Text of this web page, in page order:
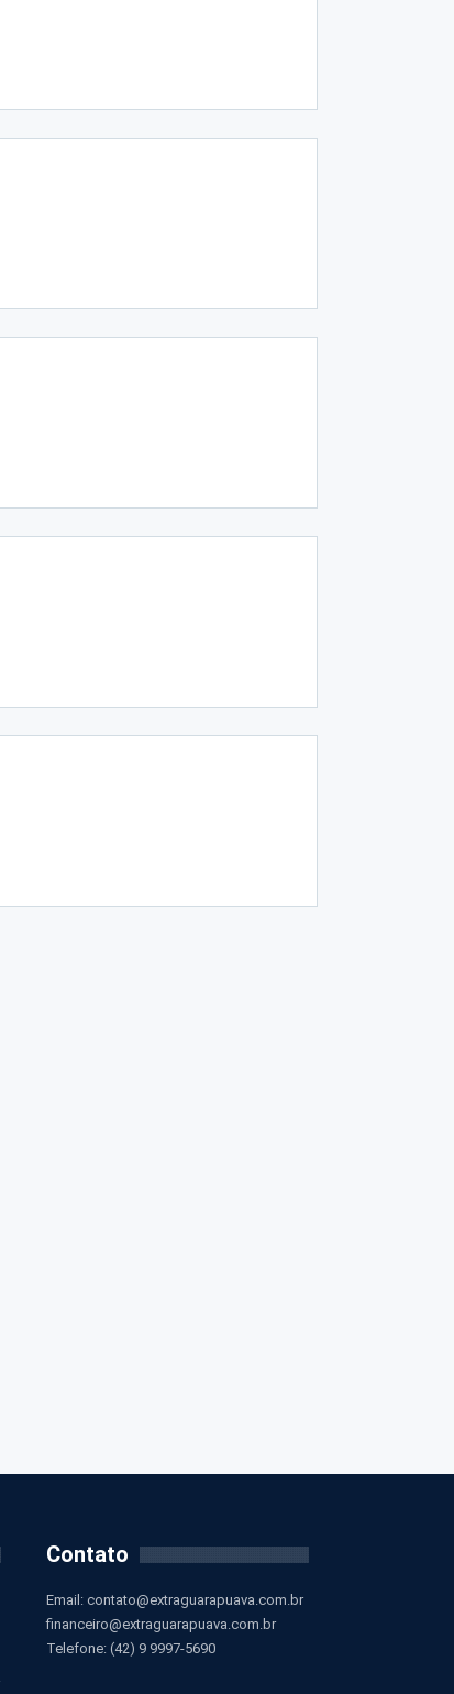
Contato
Email: contato@extraguarapuava.com.br
financeiro@extraguarapuava.com.br
Telefone: (42) 9 9997-5690